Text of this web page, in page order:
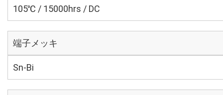
105℃ / 15000hrs / DC
端子メッキ
Sn-Bi